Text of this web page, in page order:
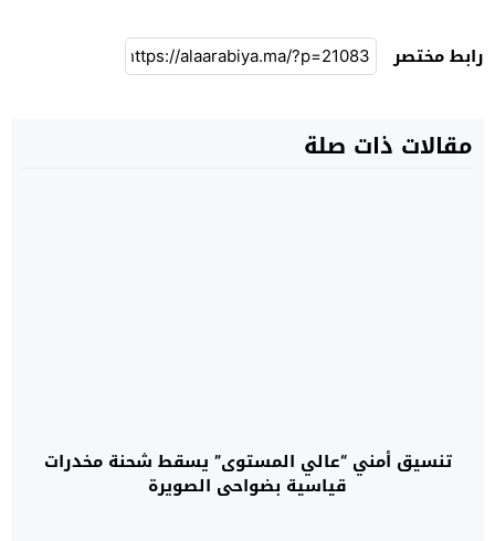
رابط مختصر
مقالات ذات صلة
تنسيق أمني “عالي المستوى” يسقط شحنة مخدرات
قياسية بضواحي الصويرة